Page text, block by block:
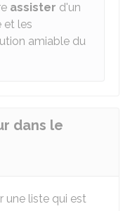
assister d'un
et les
amiable du
dans le
une liste qui est